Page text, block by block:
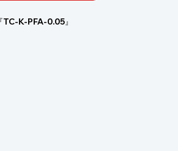
富み、曲げ、巻き、成形が容易
TC-K-PFA-0.05』